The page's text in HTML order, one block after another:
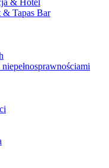
& Hotel
& Tapas Bar